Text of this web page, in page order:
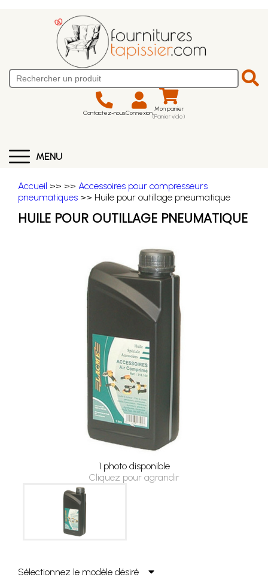
Contactez-nousConnexion Mon panier
(Panier vide)
MENU
Accueil >> >> Accessoires pour compresseurs
pneumatiques >> Huile pour outillage pneumatique
HUILE POUR OUTILLAGE PNEUMATIQUE
1 photo disponible
Cliquez pour agrandir
Sélectionnez le modèle désiré